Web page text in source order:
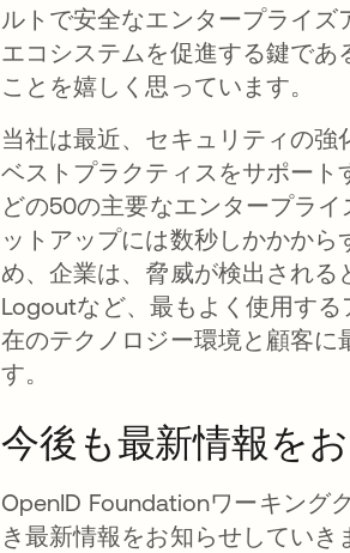
ルトで安全なエンタープライ
エコシステムを促進する鍵で
ことを嬉しく思っています。
当社は最近、セキュリティの
ベストプラクティスをサポー
どの50の主要なエンタープラ
ットアップには数秒しかかか
め、企業は、脅威が検出され
Logoutなど、最もよく使用す
在のテクノロジー環境と顧客に
す。
今後も最新情報を
OpenID Foundationワーキング
き最新情報をお知らせしてい